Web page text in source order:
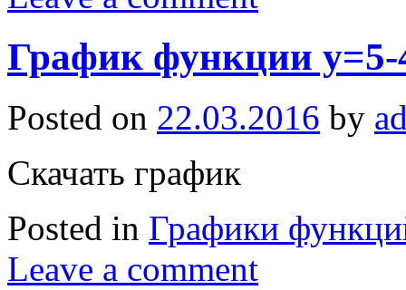
График функции y=5-
Posted on 22.03.2016 by
Скачать график
Posted in Графики
Leave a comment